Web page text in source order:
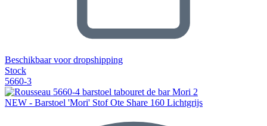
Beschikbaar voor dropshipping
Stock
5660-3
NEW - Barstoel 'Mori' Stof Ote Share 160 Lichtgrijs